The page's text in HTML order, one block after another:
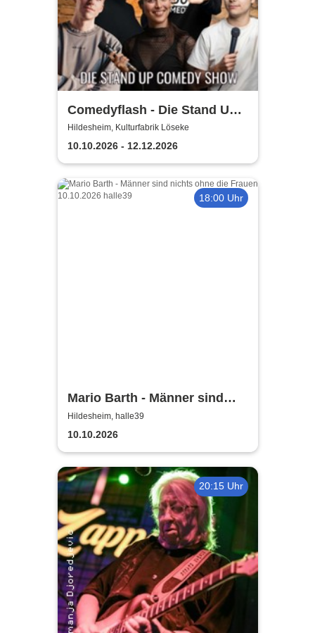
Comedyflash - Die Stand Up
Comedy Show in Hildesheim
Hildesheim, Kulturfabrik Löseke
10.10.2026 - 12.12.2026
18:00 Uhr
Mario Barth - Männer sind
nichts ohne die Frauen
Hildesheim, halle39
10.10.2026
20:15 Uhr